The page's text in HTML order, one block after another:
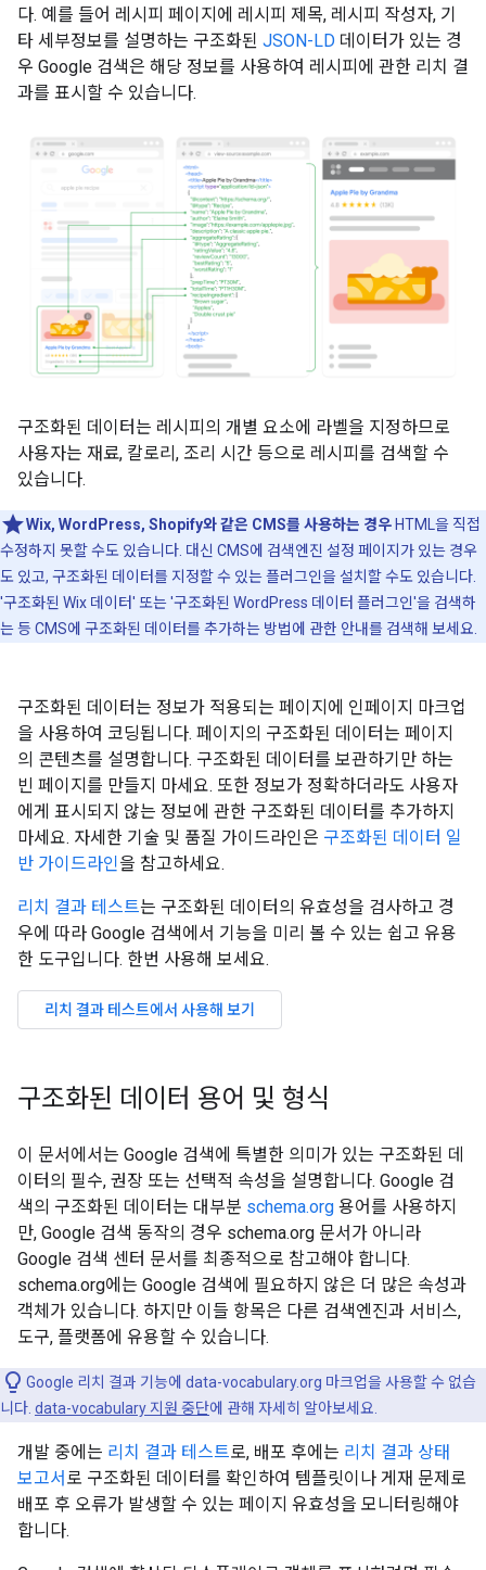
다. 예를 들어 레시피 페이지에 레시피 제목, 레시피 작성자, 기
타 세부정보를 설명하는 구조화된 JSON-LD 데이터가 있는 경
우 Google 검색은 해당 정보를 사용하여 레시피에 관한 리치 결
과를 표시할 수 있습니다.
구조화된 데이터는 레시피의 개별 요소에 라벨을 지정하므로
사용자는 재료, 칼로리, 조리 시간 등으로 레시피를 검색할 수
있습니다.
Wix, WordPress, Shopify와 같은 CMS를 사용하는 경우 HTML을 직접
수정하지 못할 수도 있습니다. 대신 CMS에 검색엔진 설정 페이지가 있는 경우
도 있고, 구조화된 데이터를 지정할 수 있는 플러그인을 설치할 수도 있습니다.
'구조화된 Wix 데이터' 또는 '구조화된 WordPress 데이터 플러그인'을 검색하
는 등 CMS에 구조화된 데이터를 추가하는 방법에 관한 안내를 검색해 보세요.
구조화된 데이터는 정보가 적용되는 페이지에 인페이지 마크업
을 사용하여 코딩됩니다. 페이지의 구조화된 데이터는 페이지
의 콘텐츠를 설명합니다. 구조화된 데이터를 보관하기만 하는
빈 페이지를 만들지 마세요. 또한 정보가 정확하더라도 사용자
에게 표시되지 않는 정보에 관한 구조화된 데이터를 추가하지
마세요. 자세한 기술 및 품질 가이드라인은 구조화된 데이터 일
반 가이드라인을 참고하세요.
리치 결과 테스트는 구조화된 데이터의 유효성을 검사하고 경
우에 따라 Google 검색에서 기능을 미리 볼 수 있는 쉽고 유용
한 도구입니다. 한번 사용해 보세요.
구조화된 데이터 용어 및 형식
이 문서에서는 Google 검색에 특별한 의미가 있는 구조화된 데
이터의 필수, 권장 또는 선택적 속성을 설명합니다. Google 검
색의 구조화된 데이터는 대부분 schema.org 용어를 사용하지
만, Google 검색 동작의 경우 schema.org 문서가 아니라
Google 검색 센터 문서를 최종적으로 참고해야 합니다.
schema.org에는 Google 검색에 필요하지 않은 더 많은 속성과
객체가 있습니다. 하지만 이들 항목은 다른 검색엔진과 서비스,
도구, 플랫폼에 유용할 수 있습니다.
Google 리치 결과 기능에 data-vocabulary.org 마크업을 사용할 수 없습
니다. data-vocabulary 지원 중단에 관해 자세히 알아보세요.
개발 중에는 리치 결과 테스트로, 배포 후에는 리치 결과 상태
보고서 로 구조화된 데이터를 확인하여 템플릿이나 게재 문제로
배포 후 오류가 발생할 수 있는 페이지 유효성을 모니터링해야
합니다.